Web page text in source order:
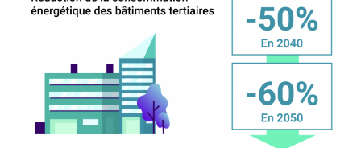
Nous vous attendons nombreux !
Cliquement Vôtre,
Le Bureau du CLIC